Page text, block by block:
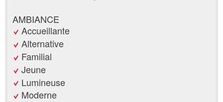
AMBIANCE
Accueillante
Alternative
Familial
Jeune
Lumineuse
Moderne